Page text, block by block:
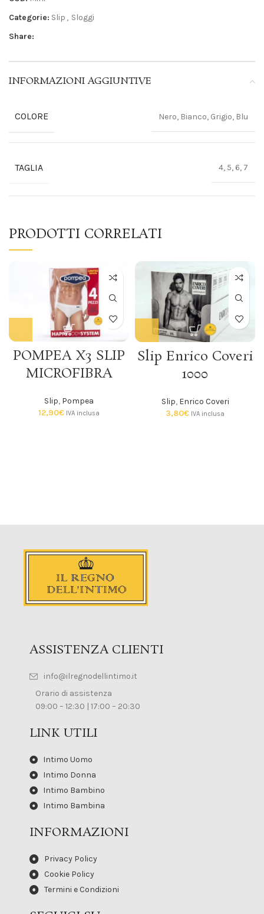
Categorie: Slip , Sloggi
Share:
INFORMAZIONI AGGIUNTIVE
COLORE Nero, Bianco, Grigio, Blu
TAGLIA 4, 5, 6, 7
PRODOTTI CORRELATI
POMPEA X3 SLIP
MICROFIBRA
Slip, Pompea
12,90€ IVA inclusa
Slip Enrico Coveri
1000
Slip, Enrico Coveri
3,80€ IVA inclusa
ASSISTENZA CLIENTI
info@ilregnodellintimo.it
Orario di assistenza
09:00 – 12:30 | 17:00 – 20:30
LINK UTILI
Intimo Uomo
Intimo Donna
Intimo Bambino
Intimo Bambina
INFORMAZIONI
Privacy Policy
Cookie Policy
Termini e Condizioni